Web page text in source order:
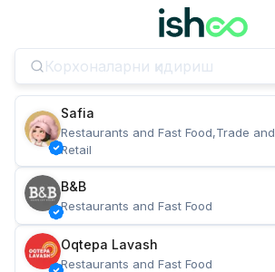
Safia
Restaurants and Fast Food,Trade and
Retail
B&B
Restaurants and Fast Food
Oqtepa Lavash
Restaurants and Fast Food